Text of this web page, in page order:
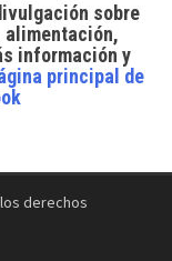
sobre
información y
principal de
derechos